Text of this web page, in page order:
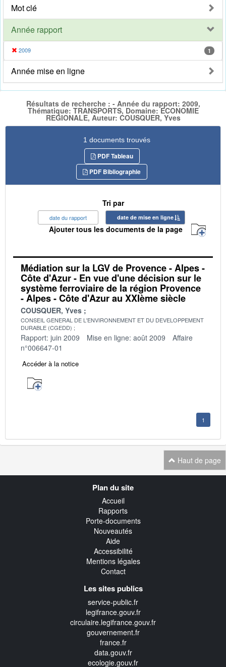
Mot clé
Année rapport
2009 1
Année mise en ligne
Résultats de recherche : - Année du rapport: 2009,
Thématique: TRANSPORTS, Domaine: ECONOMIE
REGIONALE, Auteur: COUSQUER, Yves
1 documents trouvés
PDF Tableau
PDF Bibliographie
Tri par
date du rapport date de mise en ligne
Ajouter tous les documents de la page
Médiation sur la LGV de Provence - Alpes -
Côte d'Azur - En vue d'une décision sur le
système ferroviaire de la région Provence
- Alpes - Côte d'Azur au XXIème siècle
COUSQUER, Yves
CONSEIL GENERAL DE L'ENVIRONNEMENT ET DU DEVELOPPEMENT
DURABLE (CGEDD)
Rapport: juin 2009 Mise en ligne: août 2009
Affaire
n°006647-01
Accéder à la notice
1
Haut de page
Plan du site
Accueil
Rapports
Porte-documents
Nouveautés
Aide
Accessibilité
Mentions légales
Contact
Les sites publics
service-public.fr
legifrance.gouv.fr
circulaire.legifrance.gouv.fr
gouvernement.fr
france.fr
data.gouv.fr
ecologie.gouv.fr